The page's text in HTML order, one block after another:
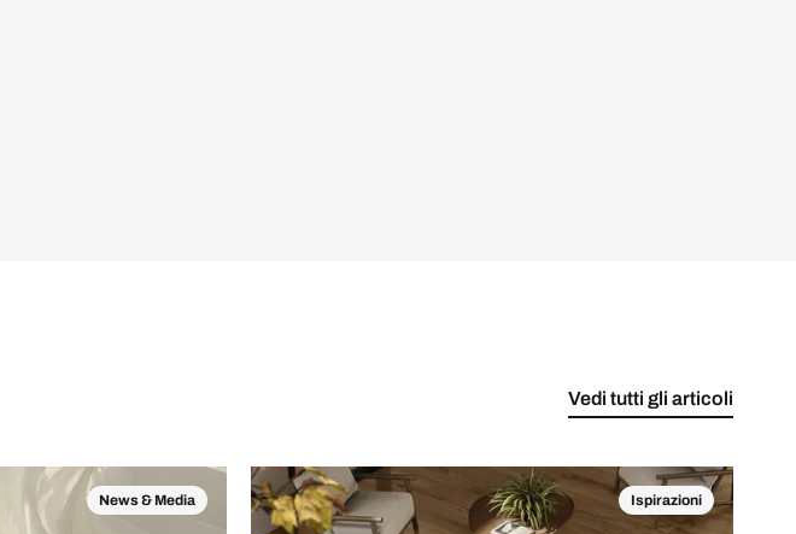
Vedi tutti gli articoli
News & Media Ispirazioni